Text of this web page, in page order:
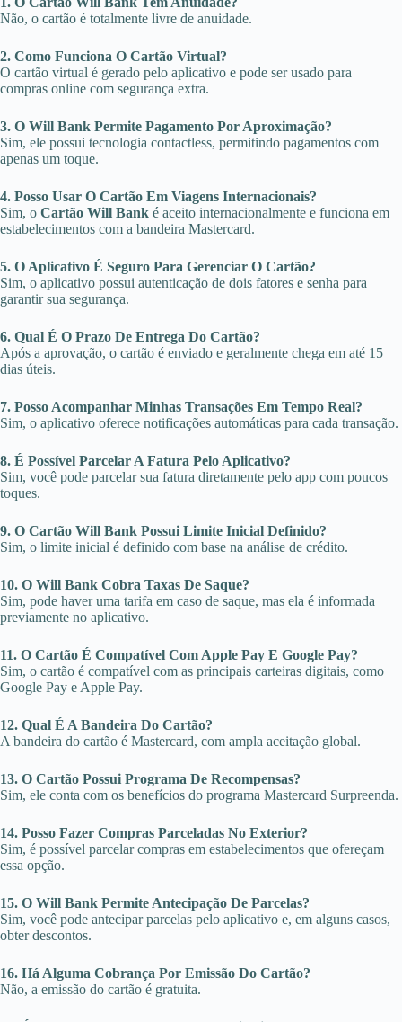
Não, o cartão é totalmente livre de anuidade.
2. Como Funciona O Cartão Virtual?
O cartão virtual é gerado pelo aplicativo e pode ser usado para
compras online com segurança extra.
3. O Will Bank Permite Pagamento Por Aproximação?
Sim, ele possui tecnologia contactless, permitindo pagamentos com
apenas um toque.
4. Posso Usar O Cartão Em Viagens Internacionais?
Sim, o Cartão Will Bank é aceito internacionalmente e funciona em
estabelecimentos com a bandeira Mastercard.
5. O Aplicativo É Seguro Para Gerenciar O Cartão?
Sim, o aplicativo possui autenticação de dois fatores e senha para
garantir sua segurança.
6. Qual É O Prazo De Entrega Do Cartão?
Após a aprovação, o cartão é enviado e geralmente chega em até 15
dias úteis.
7. Posso Acompanhar Minhas Transações Em Tempo Real?
Sim, o aplicativo oferece notificações automáticas para cada transação.
8. É Possível Parcelar A Fatura Pelo Aplicativo?
Sim, você pode parcelar sua fatura diretamente pelo app com poucos
toques.
9. O Cartão Will Bank Possui Limite Inicial Definido?
Sim, o limite inicial é definido com base na análise de crédito.
10. O Will Bank Cobra Taxas De Saque?
Sim, pode haver uma tarifa em caso de saque, mas ela é informada
previamente no aplicativo.
11. O Cartão É Compatível Com Apple Pay E Google Pay?
Sim, o cartão é compatível com as principais carteiras digitais, como
Google Pay e Apple Pay.
12. Qual É A Bandeira Do Cartão?
A bandeira do cartão é Mastercard, com ampla aceitação global.
13. O Cartão Possui Programa De Recompensas?
Sim, ele conta com os benefícios do programa Mastercard Surpreenda.
14. Posso Fazer Compras Parceladas No Exterior?
Sim, é possível parcelar compras em estabelecimentos que ofereçam
essa opção.
15. O Will Bank Permite Antecipação De Parcelas?
Sim, você pode antecipar parcelas pelo aplicativo e, em alguns casos,
obter descontos.
16. Há Alguma Cobrança Por Emissão Do Cartão?
Não, a emissão do cartão é gratuita.